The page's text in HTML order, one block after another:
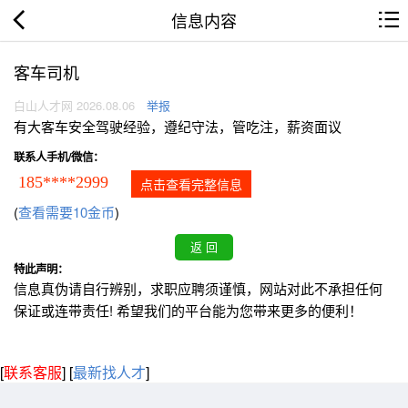
信息内容
客车司机
白山人才网 2026.08.06 举报
有大客车安全驾驶经验，遵纪守法，管吃注，薪资面议
联系人手机/微信：
185****2999 点击查看完整信息
(查看需要10金币)
特此声明：
信息真伪请自行辨别，求职应聘须谨慎，网站对此不承担任何
保证或连带责任! 希望我们的平台能为您带来更多的便利！
[联系客服] [最新找人才]